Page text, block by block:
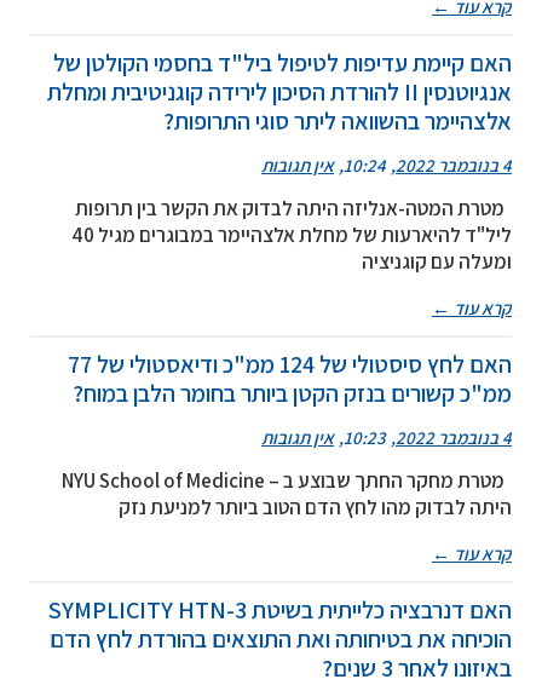
קרא עוד ←
האם קיימת עדיפות לטיפול ביל"ד בחסמי הקולטן של
אנגיוטנסין II להורדת הסיכון לירידה קוגניטיבית ומחלת
אלצהיימר בהשוואה ליתר סוגי התרופות?
4 בנובמבר 2022 10:24 אין תגובות
מטרת המטה-אנליזה היתה לבדוק את הקשר בין תרופות
ליל"ד להיארעות של מחלת אלצהיימר במבוגרים מגיל 40
ומעלה עם קוגניציה
קרא עוד ←
האם לחץ סיסטולי של 124 ממ"כ ודיאסטולי של 77
ממ"כ קשורים בנזק הקטן ביותר בחומר הלבן במוח?
4 בנובמבר 2022 10:23 אין תגובות
מטרת מחקר החתך שבוצע ב – NYU School of Medicine
היתה לבדוק מהו לחץ הדם הטוב ביותר למניעת נזק
קרא עוד ←
האם דנרבציה כלייתית בשיטת SYMPLICITY HTN-3
הוכיחה את בטיחותה ואת התוצאים בהורדת לחץ הדם
באיזונו לאחר 3 שנים?